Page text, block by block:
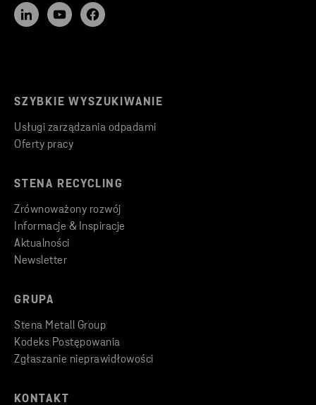
SZYBKIE WYSZUKIWANIE
Usługi zarządzania odpadami
Oferty pracy
STENA RECYCLING
Zrównoważony rozwój
Informacje & Inspiracje
Aktualności
Newsletter
GRUPA
Stena Metall Group
Kodeks Postępowania
Zgłaszanie nieprawidłowości
KONTAKT